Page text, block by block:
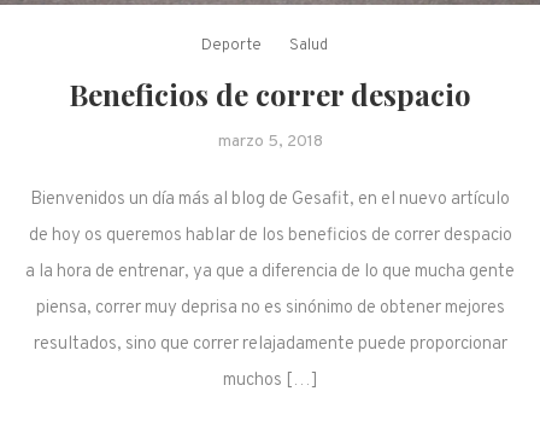
Deporte Salud
Beneficios de correr despacio
marzo 5, 2018
Bienvenidos un día más al blog de Gesafit, en el nuevo artículo
de hoy os queremos hablar de los beneficios de correr despacio
a la hora de entrenar, ya que a diferencia de lo que mucha gente
piensa, correr muy deprisa no es sinónimo de obtener mejores
resultados, sino que correr relajadamente puede proporcionar
muchos […]